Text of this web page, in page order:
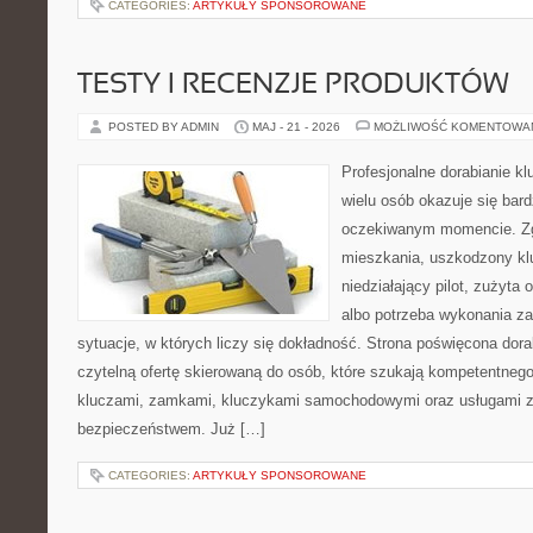
CATEGORIES: ARTYKUŁY SPONSOROWANE
TESTY I RECENZJE PRODUKTÓW
POSTED BY ADMIN MAJ - 21 - 2026 MOŻLIWOŚĆ
Profesjonalne dorabianie
wielu osób okazuje się
oczekiwanym momencie.
mieszkania, uszkodzony
niedziałający pilot, zużyta
albo potrzeba wykonania
sytuacje, w których liczy się dokładność. Strona poświęcona
czytelną ofertę skierowaną do osób, które szukają
kluczami, zamkami, kluczykami samochodowymi oraz usługami
bezpieczeństwem. Już […]
CATEGORIES: ARTYKUŁY SPONSOROWANE